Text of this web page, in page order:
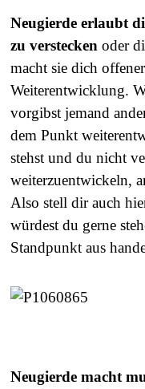
Neugierde erlaubt
zu verstecken oder
macht sie dich
Weiterentwicklung.
vorgibst jemand
dem Punkt
stehst und du nicht
weiterzuentwickeln,
Also stell dir auch
würdest du gerne
Standpunkt aus
Neugierde macht